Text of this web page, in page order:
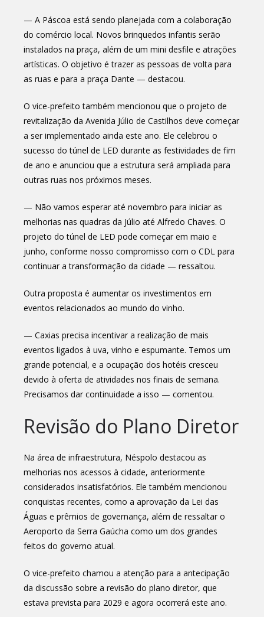
— A Páscoa está sendo planejada com a colaboração
do comércio local. Novos brinquedos infantis serão
instalados na praça, além de um mini desfile e atrações
artísticas. O objetivo é trazer as pessoas de volta para
as ruas e para a praça Dante — destacou.
O vice-prefeito também mencionou que o projeto de
revitalização da Avenida Júlio de Castilhos deve começar
a ser implementado ainda este ano. Ele celebrou o
sucesso do túnel de LED durante as festividades de fim
de ano e anunciou que a estrutura será ampliada para
outras ruas nos próximos meses.
— Não vamos esperar até novembro para iniciar as
melhorias nas quadras da Júlio até Alfredo Chaves. O
projeto do túnel de LED pode começar em maio e
junho, conforme nosso compromisso com o CDL para
continuar a transformação da cidade — ressaltou.
Outra proposta é aumentar os investimentos em
eventos relacionados ao mundo do vinho.
— Caxias precisa incentivar a realização de mais
eventos ligados à uva, vinho e espumante. Temos um
grande potencial, e a ocupação dos hotéis cresceu
devido à oferta de atividades nos finais de semana.
Precisamos dar continuidade a isso — comentou.
Revisão do Plano Diretor
Na área de infraestrutura, Néspolo destacou as
melhorias nos acessos à cidade, anteriormente
considerados insatisfatórios. Ele também mencionou
conquistas recentes, como a aprovação da Lei das
Águas e prêmios de governança, além de ressaltar o
Aeroporto da Serra Gaúcha como um dos grandes
feitos do governo atual.
O vice-prefeito chamou a atenção para a antecipação
da discussão sobre a revisão do plano diretor, que
estava prevista para 2029 e agora ocorrerá este ano.